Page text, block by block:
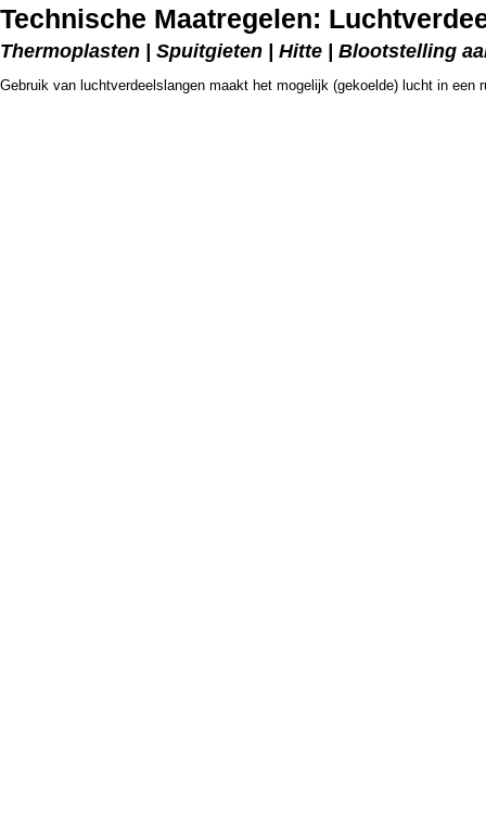
Technische Maatregelen:
Thermoplasten | Spuitgieten | Hitte | Blootstelling
Gebruik van luchtverdeelslangen maakt het mogelijk (gekoelde) lucht in een